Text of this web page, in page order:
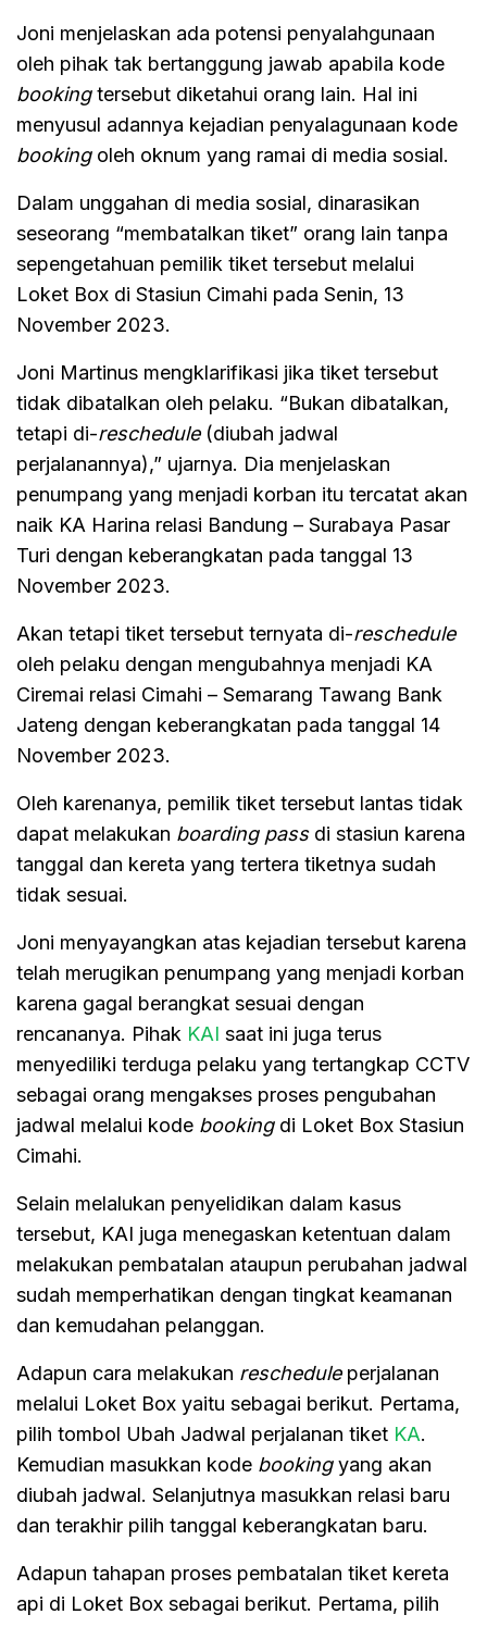
Joni menjelaskan ada potensi penyalahgunaan
oleh pihak tak bertanggung jawab apabila kode
bookingtersebut diketahui orang lain. Hal ini
menyusul adannya kejadian penyalagunaan kode
bookingoleh oknum yang ramai di media sosial.
Dalam unggahan di media sosial, dinarasikan
seseorang “membatalkan tiket” orang lain tanpa
sepengetahuan pemilik tiket tersebut melalui
Loket Box di Stasiun Cimahi pada Senin, 13
November 2023.
Joni Martinus mengklarifikasi jika tiket tersebut
tidak dibatalkan oleh pelaku. “Bukan dibatalkan,
tetapi di-reschedule(diubah jadwal
perjalanannya),” ujarnya. Dia menjelaskan
penumpang yang menjadi korban itu tercatat akan
naik KA Harina relasi Bandung – Surabaya Pasar
Turi dengan keberangkatan pada tanggal 13
November 2023.
Akan tetapi tiket tersebut ternyata di-reschedule
oleh pelaku dengan mengubahnya menjadi KA
Ciremai relasi Cimahi – Semarang Tawang Bank
Jateng dengan keberangkatan pada tanggal 14
November 2023.
Oleh karenanya, pemilik tiket tersebut lantas tidak
dapat melakukan boarding passdi stasiun karena
tanggal dan kereta yang tertera tiketnya sudah
tidak sesuai.
Joni menyayangkan atas kejadian tersebut karena
telah merugikan penumpang yang menjadi korban
karena gagal berangkat sesuai dengan
rencananya. Pihak KAI saat ini juga terus
menyediliki terduga pelaku yang tertangkap CCTV
sebagai orang mengakses proses pengubahan
jadwal melalui kode booking di Loket Box Stasiun
Cimahi.
Selain melalukan penyelidikan dalam kasus
tersebut, KAI juga menegaskan ketentuan dalam
melakukan pembatalan ataupun perubahan jadwal
sudah memperhatikan dengan tingkat keamanan
dan kemudahan pelanggan.
Adapun cara melakukan rescheduleperjalanan
melalui Loket Box yaitu sebagai berikut. Pertama,
pilih tombol Ubah Jadwal perjalanan tiket KA.
Kemudian masukkan kode bookingyang akan
diubah jadwal. Selanjutnya masukkan relasi baru
dan terakhir pilih tanggal keberangkatan baru.
Adapun tahapan proses pembatalan tiket kereta
api di Loket Box sebagai berikut. Pertama, pilih